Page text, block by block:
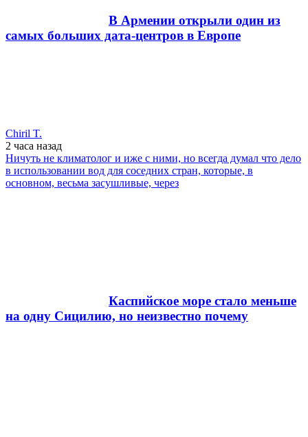
В Армении открыли один из
самых больших дата-центров в Европе
Chiril T.
2 часа назад
Ничуть не климатолог и иже с ними, но всегда думал что дело
в использовании вод для соседних стран, которые, в
основном, весьма засушливые, через
Каспийское море стало меньше
на одну Сицилию, но неизвестно почему